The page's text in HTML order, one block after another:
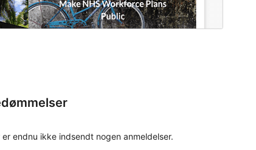
er endnu ikke indsendt nogen anmeldelser.